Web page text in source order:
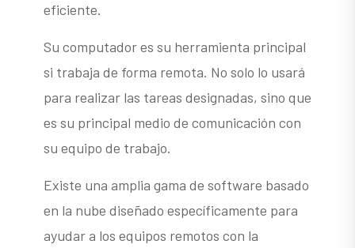
eficiente.
Su computador es su herramienta principal
si trabaja de forma remota. No solo lo usará
para realizar las tareas designadas, sino que
es su principal medio de comunicación con
su equipo de trabajo.
Existe una amplia gama de software basado
en la nube diseñado específicamente para
ayudar a los equipos remotos con la